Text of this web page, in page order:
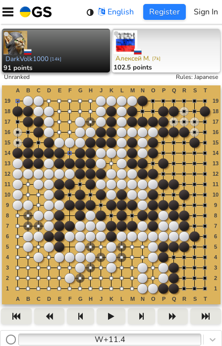
Skip
content
English Register Sign In
DarkVolk1000 [14k]
91 points
Алексей М. [7k]
102.5 points
Unranked Rules:Japanese
W+11.4